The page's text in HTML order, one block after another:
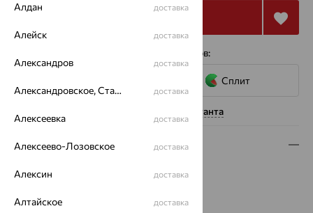
с помощью сервисов:
Сплит
Нужна помощь консультанта
Описание
Вес:1.5 — 1.59
Цвет металла:
Алдан доставка
Алейск доставка
Александров доставка
Александровское, Ставропольский край доставка
Алексеевка доставка
Алексеево-Лозовское доставка
Алексин доставка
Алтайское доставка